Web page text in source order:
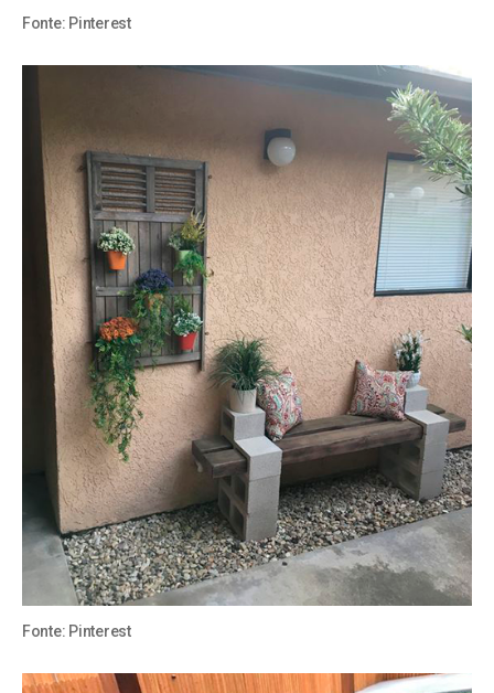
Fonte: Pinterest
Fonte: Pinterest